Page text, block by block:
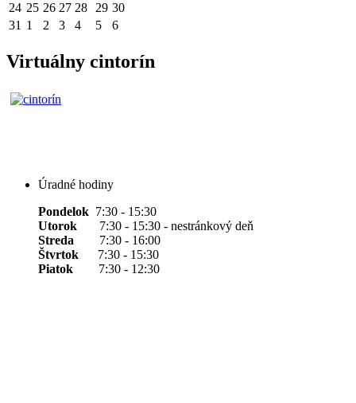
24 25 26 27 28 29 30
31 1 2 3 4 5 6
Virtuálny cintorín
Úradné hodiny
Pondelok 7:30 - 15:30
Utorok 7:30 - 15:30 - nestránkový deň
Streda 7:30 - 16:00
Štvrtok 7:30 - 15:30
Piatok 7:30 - 12:30